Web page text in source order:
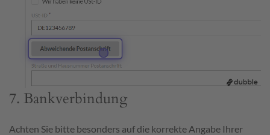
7. Bankverbindung
Achten Sie bitte besonders auf die korrekte Angabe Ihrer